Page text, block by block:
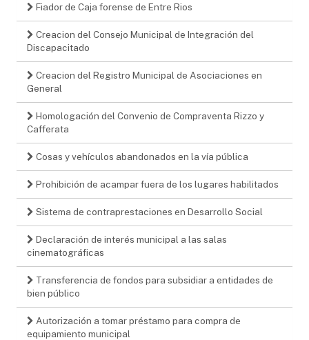
Fiador de Caja forense de Entre Rios
Creacion del Consejo Municipal de Integración del
Discapacitado
Creacion del Registro Municipal de Asociaciones en
General
Homologación del Convenio de Compraventa Rizzo y
Cafferata
Cosas y vehículos abandonados en la vía pública
Prohibición de acampar fuera de los lugares habilitados
Sistema de contraprestaciones en Desarrollo Social
Declaración de interés municipal a las salas
cinematográficas
Transferencia de fondos para subsidiar a entidades de
bien público
Autorización a tomar préstamo para compra de
equipamiento municipal